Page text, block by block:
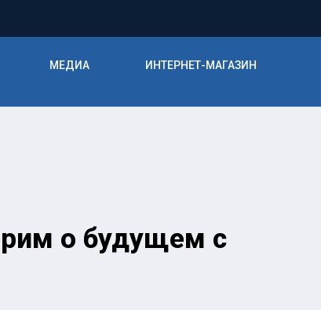
МЕДИА ИНТЕРНЕТ-МАГАЗИН
о будущем с